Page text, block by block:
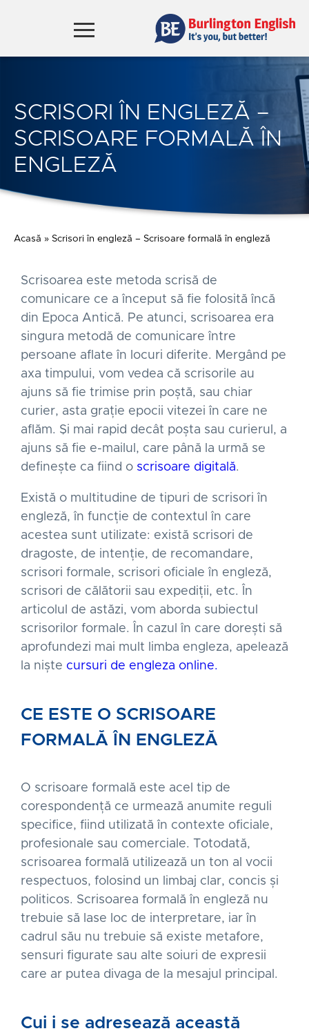
SCRISORI ÎN ENGLEZĂ –
SCRISOARE FORMALĂ ÎN
ENGLEZĂ
Acasă » Scrisori în engleză – Scrisoare formală în engleză
Scrisoarea este metoda scrisă de
comunicare ce a început să fie folosită încă
din Epoca Antică. Pe atunci, scrisoarea era
singura metodă de comunicare între
persoane aflate în locuri diferite. Mergând pe
axa timpului, vom vedea că scrisorile au
ajuns să fie trimise prin poștă, sau chiar
curier, asta grație epocii vitezei în care ne
aflăm. Și mai rapid decât poșta sau curierul, a
ajuns să fie e-mailul, care până la urmă se
definește ca fiind o scrisoare digitală.
Există o multitudine de tipuri de scrisori în
engleză, în funcție de contextul în care
acestea sunt utilizate: există scrisori de
dragoste, de intenție, de recomandare,
scrisori formale, scrisori oficiale în engleză,
scrisori de călătorii sau expediții, etc. În
articolul de astăzi, vom aborda subiectul
scrisorilor formale. În cazul în care dorești să
aprofundezi mai mult limba engleza, apelează
la niște cursuri de engleza online.
CE ESTE O SCRISOARE
FORMALĂ ÎN ENGLEZĂ
O scrisoare formală este acel tip de
corespondență ce urmează anumite reguli
specifice, fiind utilizată în contexte oficiale,
profesionale sau comerciale. Totodată,
scrisoarea formală utilizează un ton al vocii
respectuos, folosind un limbaj clar, concis și
politicos. Scrisoarea formală în engleză nu
trebuie să lase loc de interpretare, iar în
cadrul său nu trebuie să existe metafore,
sensuri figurate sau alte soiuri de expresii
care ar putea divaga de la mesajul principal.
Cui i se adresează această